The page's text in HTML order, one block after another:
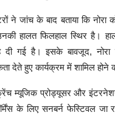
ने जांच के बाद बताया कि नोरा
हालत फिलहाल स्थिर है।
गई है। इसके बावजूद,
देते हुए कार्यक्रम में शामिल होने
म्यूजिक प्रोड्यूसर और
के लिए सनबर्न फेस्टिवल जा